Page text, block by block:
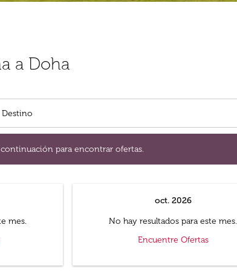
a Doha
para encontrar ofertas.
a continuación para encontrar ofertas.
mes.
oct. 2026
No hay resultados para este mes.
Encuentre Ofertas